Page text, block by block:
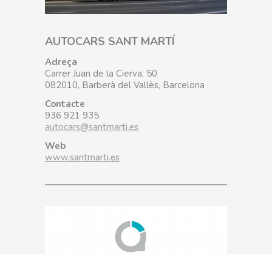
AUTOCARS SANT MARTÍ
Adreça
Carrer Juan de la Cierva, 50
082010, Barberà del Vallès, Barcelona
Contacte
936 921 935
autocars@santmarti.es
Web
www.santmarti.es